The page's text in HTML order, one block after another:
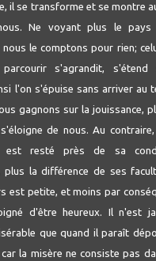
il se transforme et se montre
Ne voyant plus le pays
nous le comptons pour rien;
s'agrandit, s'étend
l'on s'épuise sans arriver au
gagnons sur la jouissance,
de nous. Au
est resté près de sa
plus la différence de ses
est petite, et moins par
d'être heureux. Il n'est
que quand il paraît
la misère ne consiste pas